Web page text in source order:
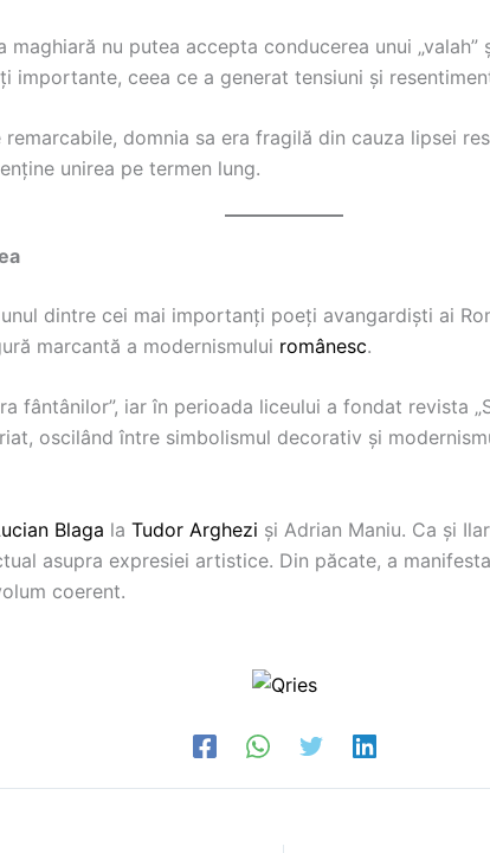
maghiară nu putea accepta conducerea unui
importante, ceea ce a generat tensiuni și
domnia sa era fragilă din cauza lipsei
unirea pe termen lung.
unul dintre cei mai importanți poeți avangardiști ai
marcantă a modernismului românesc.
fântânilor”, iar în perioada liceului a fondat revista
oscilând între simbolismul decorativ și
Blaga la Tudor Arghezi și Adrian Maniu. Ca și
asupra expresiei artistice. Din păcate, a
coerent.